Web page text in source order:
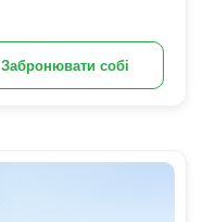
Забронювати собі